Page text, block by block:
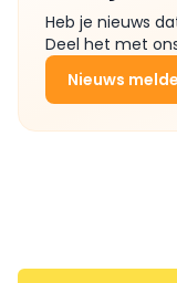
Heb je nieuws
Deel het met
Nieuws